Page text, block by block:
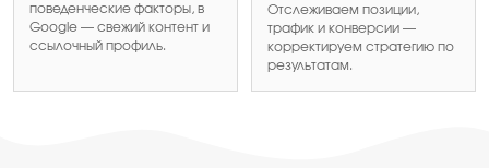
поведенческие факторы, в
Google — свежий контент и
ссылочный профиль.
Отслеживаем позиции,
трафик и конверсии —
корректируем стратегию по
результатам.